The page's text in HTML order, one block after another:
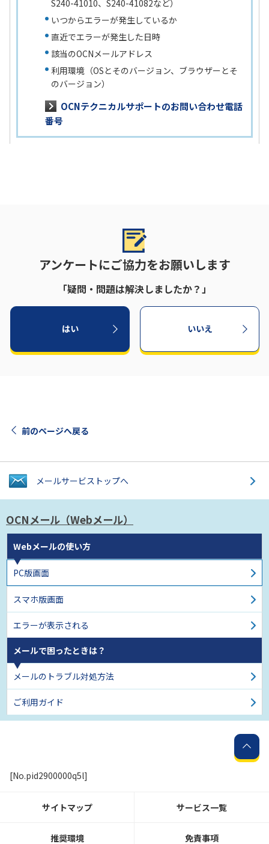
S240-41010、S240-41082など）
いつからエラーが発生しているか
直近でエラーが発生した日時
該当のOCNメールアドレス
利用環境（OSとそのバージョン、ブラウザーとそ
のバージョン）
OCNテクニカルサポートのお問い合わせ電話
番号
アンケートにご協力をお願いします
「疑問・問題は解決しましたか？」
はい いいえ
前のページへ戻る
メールサービス トップへ
OCNメール （Webメール）
Webメールの使い方
PC版画面
スマホ版画面
エラーが表示される
メールで困ったときは？
メールのトラブル対処方法
ご利用ガイド
[No.pid2900000q5l]
サイトマップ サービス一覧
推奨環境 免責事項